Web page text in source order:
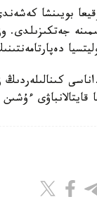
بويىنشا
اناسى
قايتالانباۋى